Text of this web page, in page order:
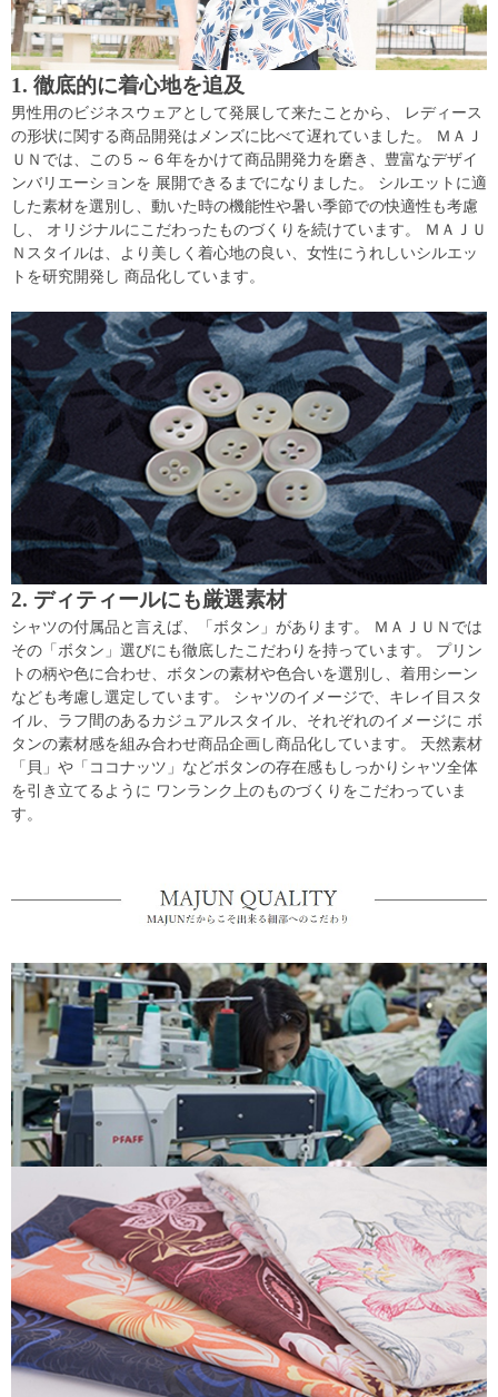
1. 徹底的に着心地を追及
男性用のビジネスウェアとして発展して来たことから、 レディース
の形状に関する商品開発はメンズに比べて遅れていました。 ＭＡＪ
ＵＮでは、この５～６年をかけて商品開発力を磨き、豊富なデザイ
ンバリエーションを 展開できるまでになりました。 シルエットに適
した素材を選別し、動いた時の機能性や暑い季節での快適性も考慮
し、 オリジナルにこだわったものづくりを続けています。 ＭＡＪＵ
Ｎスタイルは、より美しく着心地の良い、女性にうれしいシルエッ
トを研究開発し 商品化しています。
2. ディティールにも厳選素材
シャツの付属品と言えば、「ボタン」があります。 ＭＡＪＵＮでは
その「ボタン」選びにも徹底したこだわりを持っています。 プリン
トの柄や色に合わせ、ボタンの素材や色合いを選別し、着用シーン
なども考慮し選定しています。 シャツのイメージで、キレイ目スタ
イル、ラフ間のあるカジュアルスタイル、それぞれのイメージに ボ
タンの素材感を組み合わせ商品企画し商品化しています。 天然素材
「貝」や「ココナッツ」などボタンの存在感もしっかりシャツ全体
を引き立てるように ワンランク上のものづくりをこだわっていま
す。